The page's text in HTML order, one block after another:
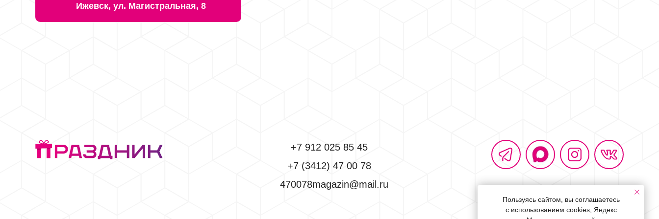
Пользуясь сайтом, вы соглашаетесь
с использованием cookies, Яндекс
Ижевск, ул. Магистральная, 8
+7 912 025 85 45
+7 (3412) 47 00 78
470078magazin@mail.ru